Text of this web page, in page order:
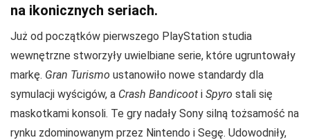
na ikonicznych seriach.
Już od początków pierwszego PlayStation studia
wewnętrzne stworzyły uwielbiane serie, które ugruntowały
markę. Gran Turismo ustanowiło nowe standardy dla
symulacji wyścigów, a Crash Bandicoot i Spyro stali się
maskotkami konsoli. Te gry nadały Sony silną tożsamość na
rynku zdominowanym przez Nintendo i Segę. Udowodniły,